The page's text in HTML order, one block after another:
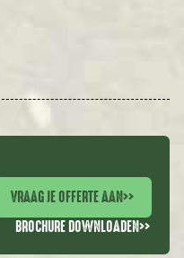
VRAAG JE OFFERTE AAN>>
BROCHURE DOWNLOADEN>>